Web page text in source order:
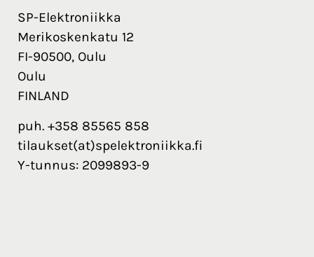
SP-Elektroniikka
Merikoskenkatu 12
FI-90500, Oulu
Oulu
FINLAND
puh. +358 85565 858
tilaukset(at)spelektroniikka.fi
Y-tunnus: 2099893-9